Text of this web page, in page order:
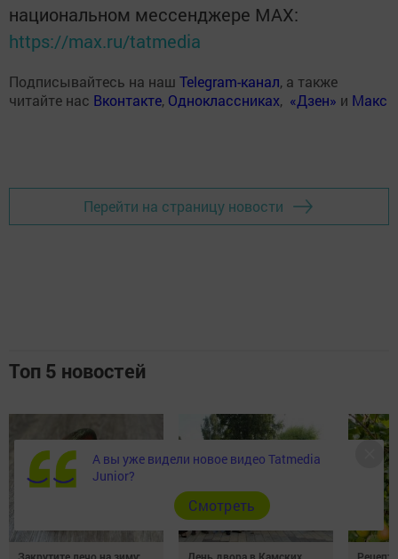
национальном мессенджере MАХ:
https://max.ru/tatmedia
Подписывайтесь на наш Telegram-канал, а также
читайте нас Вконтакте, Одноклассниках, «Дзен» и Макс
Перейти на страницу новости
Топ 5 новостей
Закрутите лечо на зиму: День двора в Камских
А вы уже видели новое видео Tatmedia
Junior?
Cмотреть